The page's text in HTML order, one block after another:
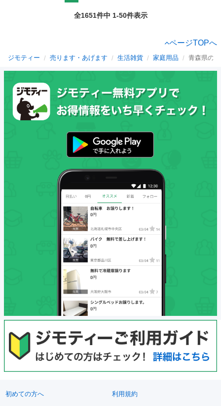
全1651件中 1-50件表示
ページTOPへ
ジモティー 売ります・あげます 生活雑貨 家庭用品 青森県の
初めての方へ 利用規約